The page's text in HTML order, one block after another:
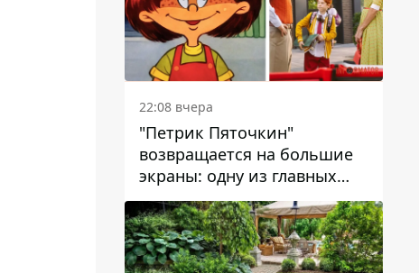
22:08 вчера
"Петрик Пяточкин"
возвращается на большие
экраны: одну из главных
ролей сыграет 9-летний
днепрянин Александр
Войтеховский